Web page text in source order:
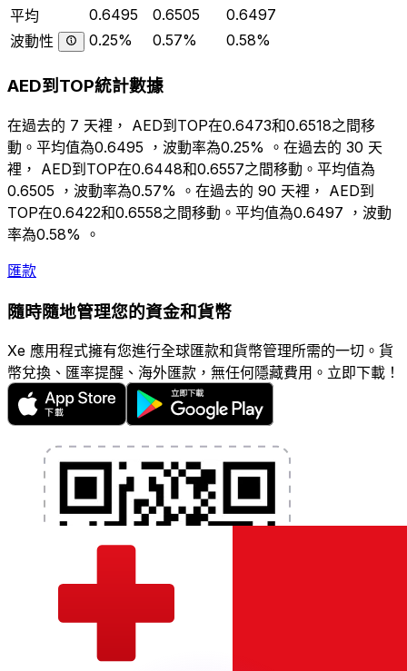
平均
0.6495 0.6505
0.6497
波動性
0.25% 0.57% 0.58%
AED到TOP統計數據
在過去的 7 天裡， AED到TOP在0.6473和0.6518之間移
動。平均值為0.6495 ，波動率為0.25% 。在過去的 30 天
裡， AED到TOP在0.6448和0.6557之間移動。平均值為
0.6505 ，波動率為0.57% 。在過去的 90 天裡， AED到
TOP在0.6422和0.6558之間移動。平均值為0.6497 ，波動
率為0.58% 。
匯款
隨時隨地管理您的資金和貨幣
Xe 應用程式擁有您進行全球匯款和貨幣管理所需的一切。貨
幣兌換、匯率提醒、海外匯款，無任何隱藏費用。立即下載！